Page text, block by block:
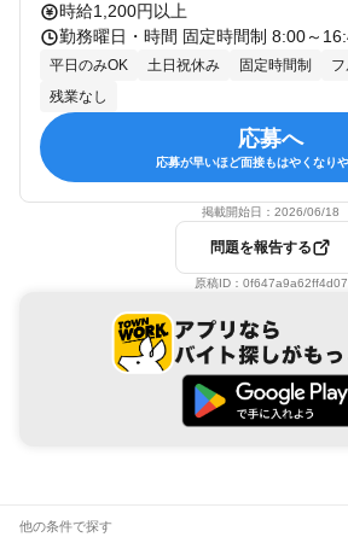
時給1,200円以上
平日のみOK 土日祝休み 固定時間制
残業なし
応募へ
応募が早いほど面接もはやくなりや
掲載開始日： 2026/06/18
問題を報告する
原稿ID： 0f647a9a62ff4d07
他の条件で探す